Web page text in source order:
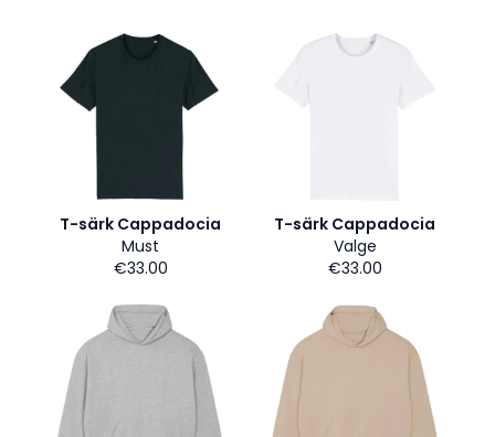
T-särk Cappadocia
Must
€33.00
T-särk Cappadocia
Valge
€33.00